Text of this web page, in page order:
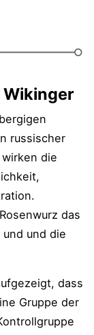
Wikinger
russischer
die
das
und die
dass
Gruppe der